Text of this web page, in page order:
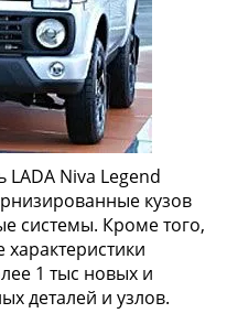
Niva Legend
кузов
системы. Кроме того,
1 тыс новых и
деталей и узлов.